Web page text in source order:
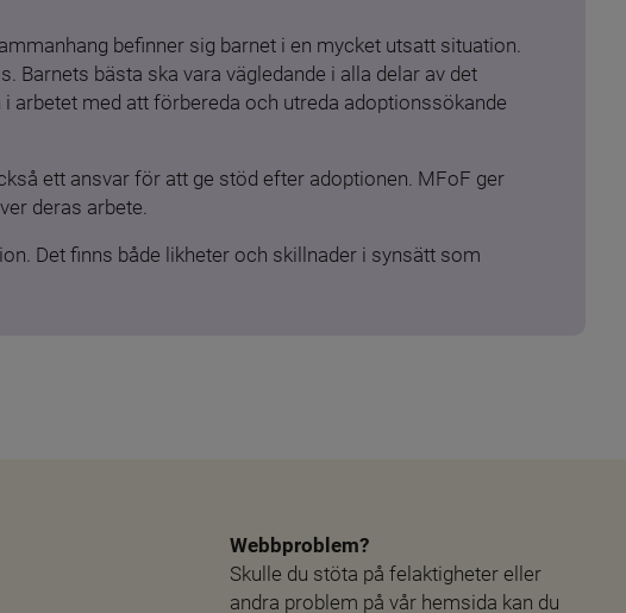
befinner sig barnet i en mycket utsatt situation.
Barnets bästa ska vara vägledande i alla delar av det
arbetet med att förbereda och utreda adoptionssökande
ett ansvar för att ge stöd efter adoptionen. MFoF ger
deras arbete.
Det finns både likheter och skillnader i synsätt som
Webbproblem?
Skulle du stöta på felaktigheter eller
andra problem på vår hemsida kan du